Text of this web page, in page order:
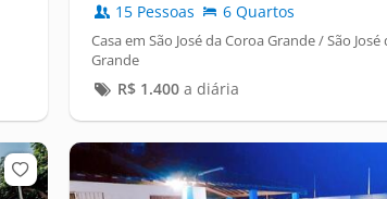
15 Pessoas 6 Quartos
Casa em São José da Coroa Grande / São
Grande
R$ 1.400a diária